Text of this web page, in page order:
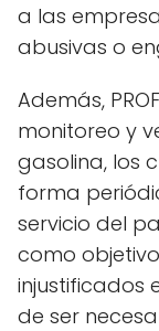
a las
abusivas o
Además,
monitoreo y
gasolina, los
forma
servicio del
como
injustificados
de ser